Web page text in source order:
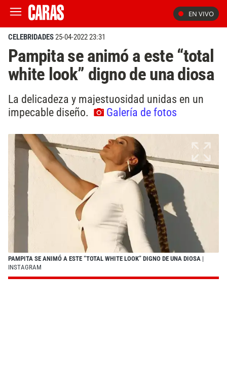
EN VIVO
CELEBRIDADES25-04-2022 23:31
Pampita se animó a este “total
white look” digno de una diosa
La delicadeza y majestuosidad unidas en un
impecable diseño.
Galería de fotos
PAMPITA SE ANIMÓ A ESTE “TOTAL WHITE LOOK” DIGNO DE UNA DIOSA |
INSTAGRAM